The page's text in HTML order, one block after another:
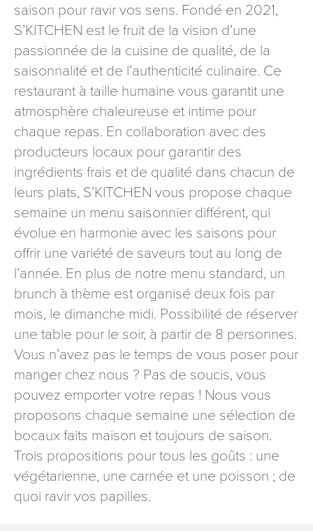
saison pour ravir vos sens. Fondé en 2021,
S’KITCHEN est le fruit de la vision d’une
passionnée de la cuisine de qualité, de la
saisonnalité et de l’authenticité culinaire. Ce
restaurant à taille humaine vous garantit une
atmosphère chaleureuse et intime pour
chaque repas. En collaboration avec des
producteurs locaux pour garantir des
ingrédients frais et de qualité dans chacun de
leurs plats, S’KITCHEN vous propose chaque
semaine un menu saisonnier différent, qui
évolue en harmonie avec les saisons pour
offrir une variété de saveurs tout au long de
l’année. En plus de notre menu standard, un
brunch à thème est organisé deux fois par
mois, le dimanche midi. Possibilité de réserver
une table pour le soir, à partir de 8 personnes.
Vous n’avez pas le temps de vous poser pour
manger chez nous ? Pas de soucis, vous
pouvez emporter votre repas ! Nous vous
proposons chaque semaine une sélection de
bocaux faits maison et toujours de saison.
Trois propositions pour tous les goûts : une
végétarienne, une carnée et une poisson ; de
quoi ravir vos papilles.
mention contraire). Vous disposez d’un droit d’accès, de
rectification et d’opposition aux données vous concernant,
que vous pouvez exercer en adressant une demande par
courriel à tourisme@departement54.fr ou par courrier
signé accompagné de la copie d’un titre d’identité à
esplanade Jacques-Baudot CO 90019 54035 NANCY
cedex
reCAPTCHA